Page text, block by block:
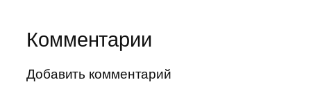
Комментарии
Добавить комментарий